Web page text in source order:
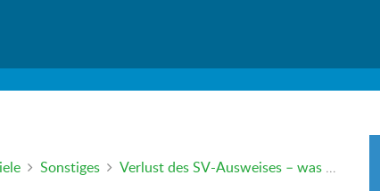
Sonstiges Verlust des SV-Ausweises – was tun bei fehlendem Nachweis für die Rentenversicherung?